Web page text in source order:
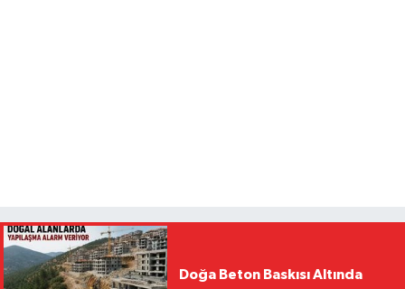
Doğa Beton Baskısı Altında